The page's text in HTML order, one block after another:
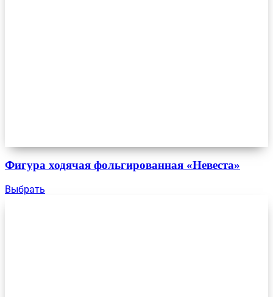
Фигура ходячая фольгированная «Невеста»
Выбрать